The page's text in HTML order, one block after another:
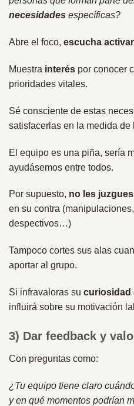
necesidades específicas?
Abre el foco, escucha
Muestra interés por conocer
prioridades vitales.
Sé consciente de estas
satisfacerlas en la medida de
El equipo es una piña, sería
ayudásemos entre todos.
Por supuesto, no les juzgues
en su contra
despectivos…)
Tampoco cortes sus alas
aportar al grupo.
Si infravaloras su curiosidad
influirá sobre su motivación
3) Dar feedback y
Con preguntas como:
¿Tu equipo tiene claro
y en qué momentos podrían